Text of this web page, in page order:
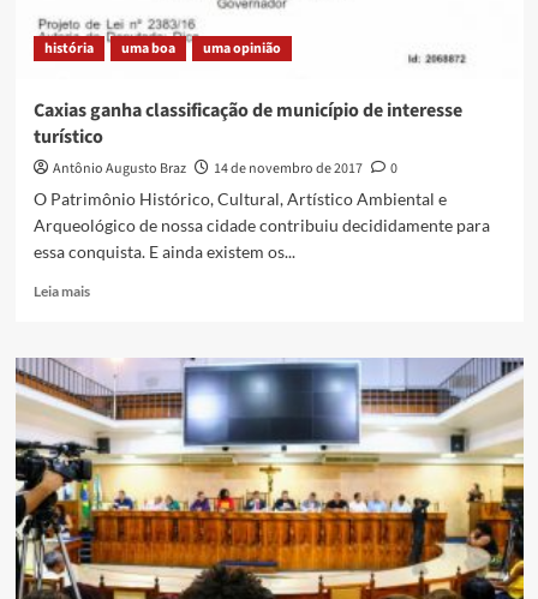
história uma boa uma opinião
Caxias ganha classificação de município de interesse
turístico
Antônio Augusto Braz 14 de novembro de 2017
0
O Patrimônio Histórico, Cultural, Artístico Ambiental e
Arqueológico de nossa cidade contribuiu decididamente para
essa conquista. E ainda existem os...
Leia maisRead
Caxias
ganha
classificação
de
município
de
interesse
turístico